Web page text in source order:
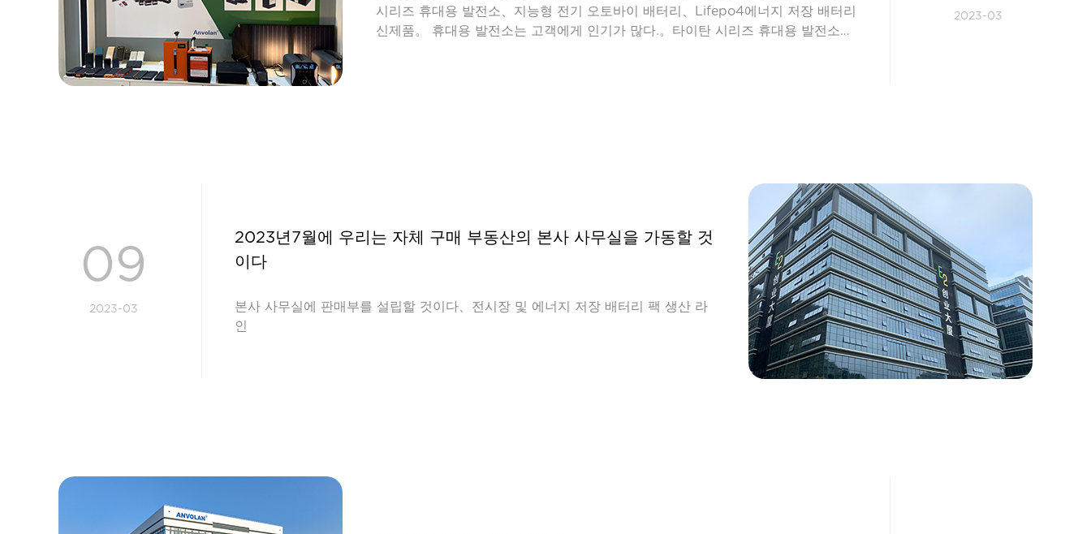
시리즈 휴대용 발전소、지능형 전기 오토바이 배터리、Lifepo4에너지 저장 배터리
신제품。 휴대용 발전소는 고객에게 인기가 많다.。타이탄 시리즈 휴대용 발전소
2023-03
2023년7월에 우리는 자체 구매 부동산의 본사 사무실을 가동할 것
이다
본사 사무실에 판매부를 설립할 것이다、전시장 및 에너지 저장 배터리 팩 생산 라
인
09
2023-03